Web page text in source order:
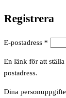
Registrera
E-postadress *
En länk för att
postadress.
Dina